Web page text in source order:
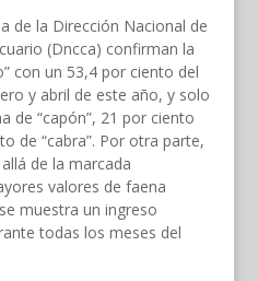
de la Dirección Nacional de
(Dncca) confirman la
con un 53,4 por ciento del
y abril de este año, y solo
de “capón”, 21 por ciento
de “cabra”. Por otra parte,
de la marcada
valores de faena
muestra un ingreso
todas los meses del